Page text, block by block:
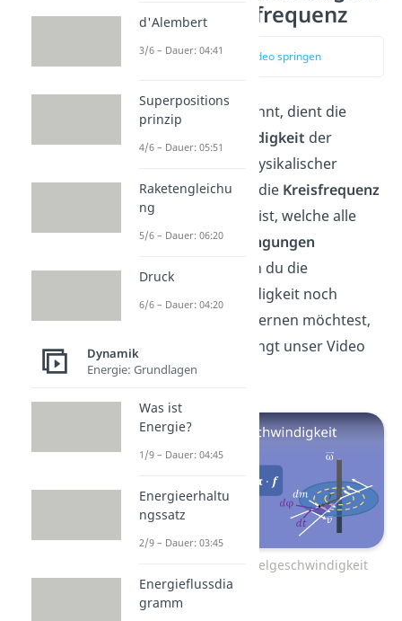
t und Kreisfrequenz
zum Video springen
Wie bereits erwähnt, dient die
Winkelgeschwindigkeit der
Beschreibung physikalischer
Körper während die Kreisfrequenz
eine Abstraktion ist, welche alle
Arten vonSchwingungen
beschreibt. Wenn du die
Winkelgeschwindigkeit noch
genauer kennenlernen möchtest,
schau dir unbedingt unser Video
dazu an.
Zum Video: Winkelgeschwindigkeit
d'Alembert
3/6 – Dauer: 04:41
Superpositions
prinzip
4/6 – Dauer: 05:51
Raketengleichu
ng
5/6 – Dauer: 06:20
Druck
6/6 – Dauer: 04:20
Dynamik
Energie: Grundlagen
Was ist
Energie?
1/9 – Dauer: 04:45
Energieerhaltu
ngssatz
2/9 – Dauer: 03:45
Energieflussdia
gramm